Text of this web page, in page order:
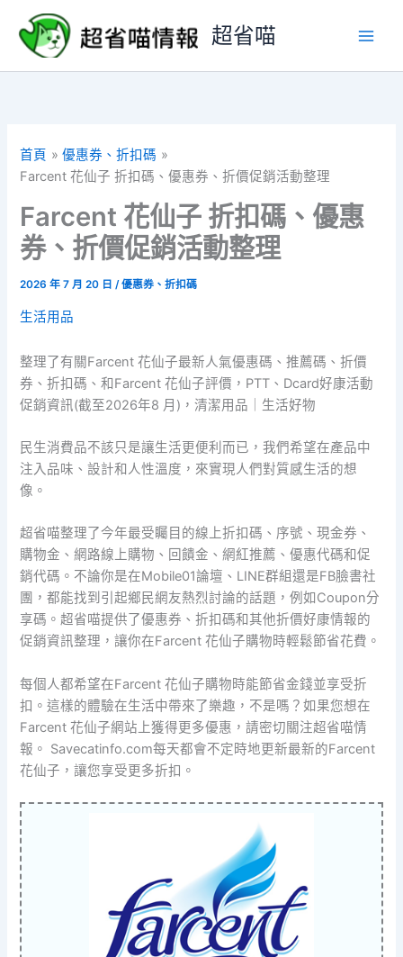
要
超省喵
首頁
優惠券、折扣碼
Farcent 花仙子 折扣碼、優惠券、折價促銷活動整理
Farcent 花仙子 折扣碼、優惠
券、折價促銷活動整理
2026 年 7 月 20 日/優惠券、折扣碼
生活用品
整理了有關Farcent 花仙子最新人氣優惠碼、推薦碼、折價
券、折扣碼、和Farcent 花仙子評價，PTT、Dcard好康活動
促銷資訊(截至2026年8 月)，清潔用品｜生活好物
民生消費品不該只是讓生活更便利而已，我們希望在產品中
注入品味、設計和人性溫度，來實現人們對質感生活的想
像。
超省喵整理了今年最受矚目的線上折扣碼、序號、現金券、
購物金、網路線上購物、回饋金、網紅推薦、優惠代碼和促
銷代碼。不論你是在Mobile01論壇、LINE群組還是FB臉書社
團，都能找到引起鄉民網友熱烈討論的話題，例如Coupon分
享碼。超省喵提供了優惠券、折扣碼和其他折價好康情報的
促銷資訊整理，讓你在Farcent 花仙子購物時輕鬆節省花費。
每個人都希望在Farcent 花仙子購物時能節省金錢並享受折
扣。這樣的體驗在生活中帶來了樂趣，不是嗎？如果您想在
Farcent 花仙子網站上獲得更多優惠，請密切關注超省喵情
報。 Savecatinfo.com每天都會不定時地更新最新的Farcent
花仙子，讓您享受更多折扣。